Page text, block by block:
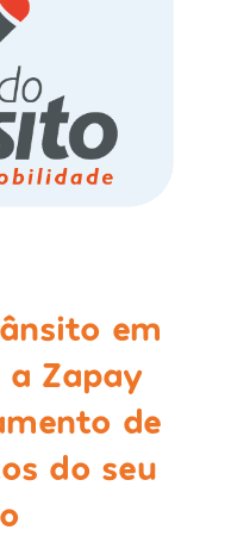
em
Zapay
de
do seu